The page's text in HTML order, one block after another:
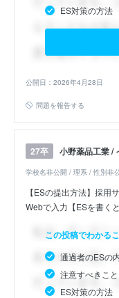
ES対策の方法
公開日：2026年4月28日
問題を報告する
27卒 小野薬品工業 /
学校名非公開 / 理系 / 性別非
【ESの提出方法】採用
Webで入力【ESを書く
この投稿でわかる
通過者のESの
注意すべきこと
ES対策の方法